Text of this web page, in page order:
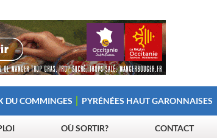
DU COMMINGES PYRÉNÉES HAUT GARONNAISES
OÙ SORTIR? CONTACT